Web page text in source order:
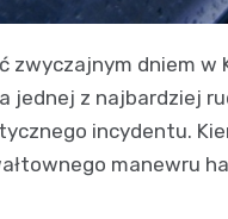
zwyczajnym dniem
jednej z najbardziej
incydentu.
manewru